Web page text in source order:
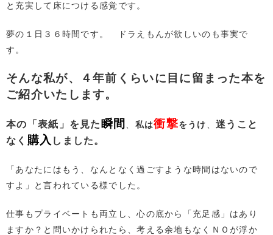
と充実して床につける感覚です。
夢の１日３６時間です。 ドラえもんが欲しいのも事実で
す。
そんな私が、４年前くらいに目に留まった本を
ご紹介いたします。
本の 「表紙」 を見た瞬間 私は衝撃をうけ 、迷うこと
なく 購入 しました。
「あなたにはもう、なんとなく過ごすような時間はないので
すよ」と言われている様でした。
仕事もプライベートも両立し、心の底から「充足感」はあり
ますか？と問いかけられたら、考える余地もなくＮＯが浮か